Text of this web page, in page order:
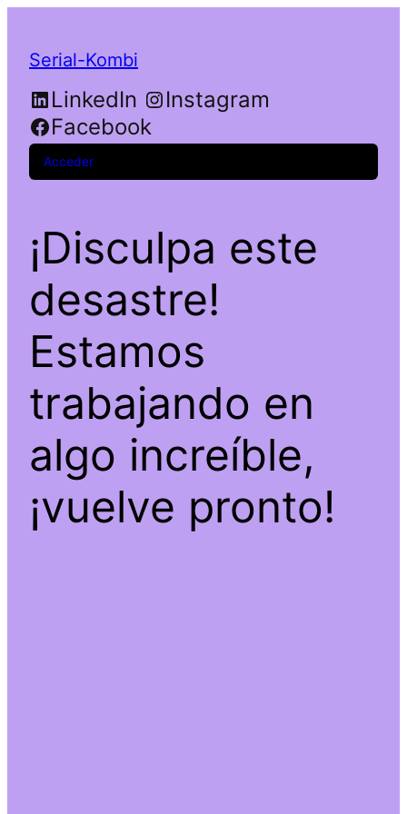
Serial-Kombi
LinkedIn
Instagram
Facebook
Acceder
¡Disculpa este
desastre!
Estamos
trabajando en
algo increíble,
¡vuelve pronto!